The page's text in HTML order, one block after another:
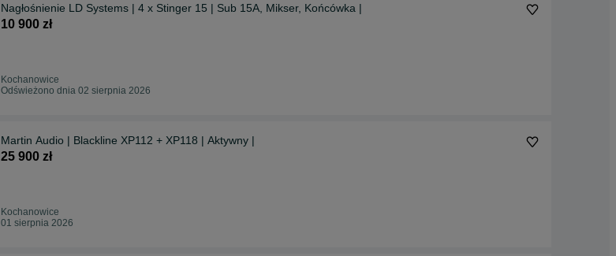
Nagłośnienie LD Systems | 4 x Stinger 15 | Sub 15A, Mikser, Końcówka |
10 900 zł
Kochanowice
Odświeżono dnia 02 sierpnia 2026
Martin Audio | Blackline XP112 + XP118 | Aktywny |
25 900 zł
Kochanowice
01 sierpnia 2026